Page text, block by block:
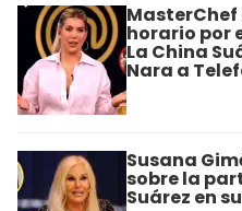
horario por
La China
Nara a
Susana
sobre la
Suárez en